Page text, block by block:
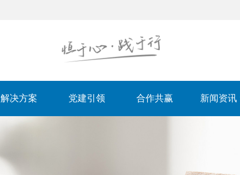
解决方案 党建引领 合作共赢 新闻资讯